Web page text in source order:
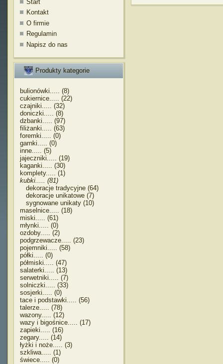
Start
Kontakt
O firmie
Regulamin
Napisz do nas
Produkty kategorie
bulionówki..... (8)
cukiernice..... (22)
czajniki..... (32)
doniczki..... (8)
dzbanki..... (97)
filiżanki..... (63)
foremki..... (0)
garnki..... (0)
inne..... (5)
jajeczniki..... (19)
kaganki..... (30)
komplety..... (1)
kubki..... (81)
dekoracje tradycyjne (64)
dekoracje unikatowe (7)
sygnowane unikaty (10)
maselnice..... (18)
miski..... (61)
młynki..... (0)
ozdoby..... (2)
podgrzewacze..... (23)
pojemniki..... (58)
półki..... (0)
półmiski..... (47)
salaterki..... (13)
serwetniki..... (7)
solniczki..... (33)
sosjerki..... (0)
tace i podstawki..... (56)
talerze..... (78)
wazony..... (12)
wazy i bigośnice..... (17)
zapieki..... (16)
zegary..... (14)
łyżki i noże..... (3)
szkliwa..... (1)
świece..... (0)